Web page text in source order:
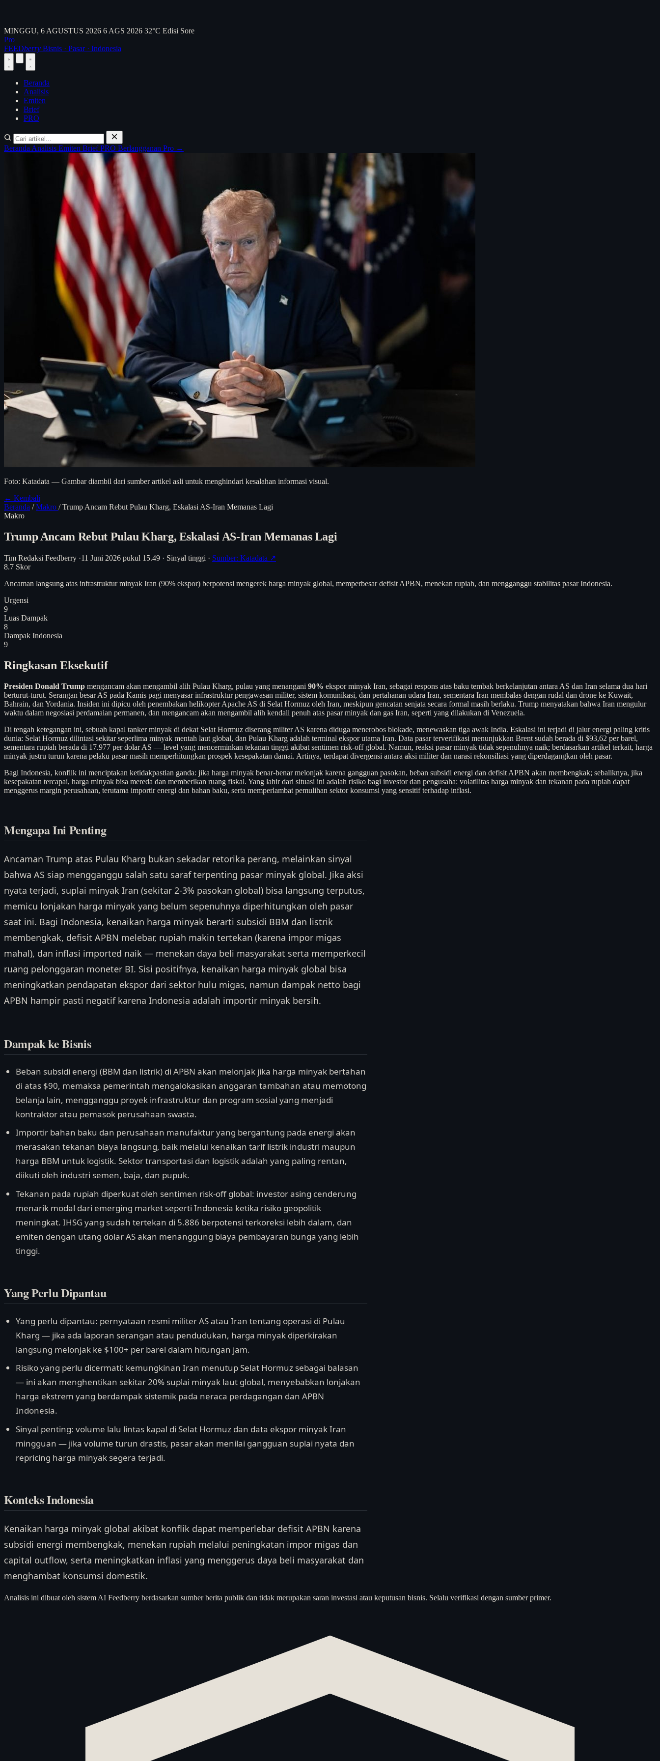
MINGGU, 6 AGUSTUS 2026 6 AGS 2026 32°C Edisi Sore
Pro
FEEDberry Bisnis · Pasar · Indonesia
Beranda
Analisis
Emiten
Brief
PRO
Beranda Analisis Emiten BriefPRO Berlangganan Pro →
Foto: Katadata — Gambar diambil dari sumber artikel asli untuk menghindari kesalahan informasi visual.
← Kembali
Beranda / Makro / Trump Ancam Rebut Pulau Kharg, Eskalasi AS-Iran Memanas Lagi
Makro
Trump Ancam Rebut Pulau Kharg, Eskalasi AS-Iran Memanas Lagi
Tim Redaksi Feedberry ·11 Juni 2026 pukul 15.49 · Sinyal tinggi · Sumber: Katadata ↗
8.7 Skor
Ancaman langsung atas infrastruktur minyak Iran (90% ekspor) berpotensi mengerek harga minyak global, memperbesar defisit APBN, menekan rupiah, dan mengganggu stabilitas pasar Indonesia.
Urgensi
9
Luas Dampak
8
Dampak Indonesia
9
Ringkasan Eksekutif
Presiden Donald Trump mengancam akan mengambil alih Pulau Kharg, pulau yang menangani 90% ekspor minyak Iran, sebagai respons atas baku tembak berkelanjutan antara AS dan Iran selama dua hari
berturut-turut. Serangan besar AS pada Kamis pagi menyasar infrastruktur pengawasan militer, sistem komunikasi, dan pertahanan udara Iran, sementara Iran membalas dengan rudal dan drone ke Kuwait,
Bahrain, dan Yordania. Insiden ini dipicu oleh penembakan helikopter Apache AS di Selat Hormuz oleh Iran, meskipun gencatan senjata secara formal masih berlaku. Trump menyatakan bahwa Iran mengulur
waktu dalam negosiasi perdamaian permanen, dan mengancam akan mengambil alih kendali penuh atas pasar minyak dan gas Iran, seperti yang dilakukan di Venezuela.
Di tengah ketegangan ini, sebuah kapal tanker minyak di dekat Selat Hormuz diserang militer AS karena diduga menerobos blokade, menewaskan tiga awak India. Eskalasi ini terjadi di jalur energi paling kritis
dunia: Selat Hormuz dilintasi sekitar seperlima minyak mentah laut global, dan Pulau Kharg adalah terminal ekspor utama Iran. Data pasar terverifikasi menunjukkan Brent sudah berada di $93,62 per barel,
sementara rupiah berada di 17.977 per dolar AS — level yang mencerminkan tekanan tinggi akibat sentimen risk-off global. Namun, reaksi pasar minyak tidak sepenuhnya naik; berdasarkan artikel terkait, harga
minyak justru turun karena pelaku pasar masih memperhitungkan prospek kesepakatan damai. Artinya, terdapat divergensi antara aksi militer dan narasi rekonsiliasi yang diperdagangkan oleh pasar.
Bagi Indonesia, konflik ini menciptakan ketidakpastian ganda: jika harga minyak benar-benar melonjak karena gangguan pasokan, beban subsidi energi dan defisit APBN akan membengkak; sebaliknya, jika
kesepakatan tercapai, harga minyak bisa mereda dan memberikan ruang fiskal. Yang lahir dari situasi ini adalah risiko bagi investor dan pengusaha: volatilitas harga minyak dan tekanan pada rupiah dapat
menggerus margin perusahaan, terutama importir energi dan bahan baku, serta memperlambat pemulihan sektor konsumsi yang sensitif terhadap inflasi.
Mengapa Ini Penting
Ancaman Trump atas Pulau Kharg bukan sekadar retorika perang, melainkan sinyal
bahwa AS siap mengganggu salah satu saraf terpenting pasar minyak global. Jika aksi
nyata terjadi, suplai minyak Iran (sekitar 2-3% pasokan global) bisa langsung terputus,
memicu lonjakan harga minyak yang belum sepenuhnya diperhitungkan oleh pasar
saat ini. Bagi Indonesia, kenaikan harga minyak berarti subsidi BBM dan listrik
membengkak, defisit APBN melebar, rupiah makin tertekan (karena impor migas
mahal), dan inflasi imported naik — menekan daya beli masyarakat serta memperkecil
ruang pelonggaran moneter BI. Sisi positifnya, kenaikan harga minyak global bisa
meningkatkan pendapatan ekspor dari sektor hulu migas, namun dampak netto bagi
APBN hampir pasti negatif karena Indonesia adalah importir minyak bersih.
Dampak ke Bisnis
Beban subsidi energi (BBM dan listrik) di APBN akan melonjak jika harga minyak bertahan
di atas $90, memaksa pemerintah mengalokasikan anggaran tambahan atau memotong
belanja lain, mengganggu proyek infrastruktur dan program sosial yang menjadi
kontraktor atau pemasok perusahaan swasta.
Importir bahan baku dan perusahaan manufaktur yang bergantung pada energi akan
merasakan tekanan biaya langsung, baik melalui kenaikan tarif listrik industri maupun
harga BBM untuk logistik. Sektor transportasi dan logistik adalah yang paling rentan,
diikuti oleh industri semen, baja, dan pupuk.
Tekanan pada rupiah diperkuat oleh sentimen risk-off global: investor asing cenderung
menarik modal dari emerging market seperti Indonesia ketika risiko geopolitik
meningkat. IHSG yang sudah tertekan di 5.886 berpotensi terkoreksi lebih dalam, dan
emiten dengan utang dolar AS akan menanggung biaya pembayaran bunga yang lebih
tinggi.
Yang Perlu Dipantau
Yang perlu dipantau: pernyataan resmi militer AS atau Iran tentang operasi di Pulau
Kharg — jika ada laporan serangan atau pendudukan, harga minyak diperkirakan
langsung melonjak ke $100+ per barel dalam hitungan jam.
Risiko yang perlu dicermati: kemungkinan Iran menutup Selat Hormuz sebagai balasan
— ini akan menghentikan sekitar 20% suplai minyak laut global, menyebabkan lonjakan
harga ekstrem yang berdampak sistemik pada neraca perdagangan dan APBN
Indonesia.
Sinyal penting: volume lalu lintas kapal di Selat Hormuz dan data ekspor minyak Iran
mingguan — jika volume turun drastis, pasar akan menilai gangguan suplai nyata dan
repricing harga minyak segera terjadi.
Konteks Indonesia
Kenaikan harga minyak global akibat konflik dapat memperlebar defisit APBN karena
subsidi energi membengkak, menekan rupiah melalui peningkatan impor migas dan
capital outflow, serta meningkatkan inflasi yang menggerus daya beli masyarakat dan
menghambat konsumsi domestik.
Analisis ini dibuat oleh sistem AI Feedberry berdasarkan sumber berita publik dan tidak merupakan saran investasi atau keputusan bisnis. Selalu verifikasi dengan sumber primer.